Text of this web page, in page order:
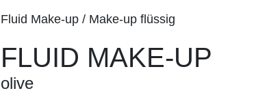
Fluid Make-up / Make-up flüssig
FLUID MAKE-UP
olive